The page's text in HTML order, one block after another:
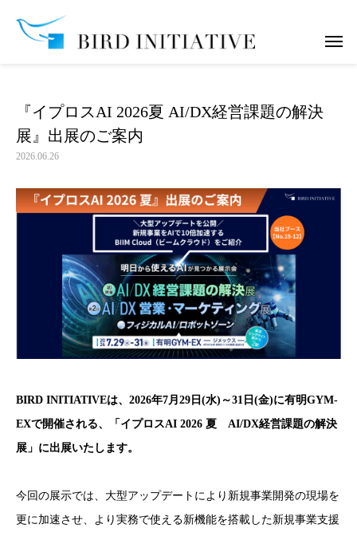
『イプロスAI 2026夏 AI/DX経営課題の解決
展』出展のご案内
2026.06.26
BIRD INITIATIVEは、2026年7月29日(水)～31日(金)に有明GYM-
EXで開催される、「イプロスAI 2026 夏 AI/DX経営課題の解決
展」に出展いたします。
今回の展示では、大型アップデートにより新規事業開発の現場を
更に加速させ、より実務で使える新機能を搭載した新規事業支援